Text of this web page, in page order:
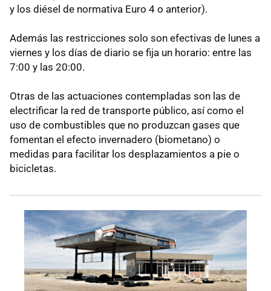
y los diésel de normativa Euro 4 o anterior).
Además las restricciones solo son efectivas de lunes a
viernes y los días de diario se fija un horario: entre las
7:00 y las 20:00.
Otras de las actuaciones contempladas son las de
electrificar la red de transporte público, así como el
uso de combustibles que no produzcan gases que
fomentan el efecto invernadero (biometano) o
medidas para facilitar los desplazamientos a pie o
bicicletas.